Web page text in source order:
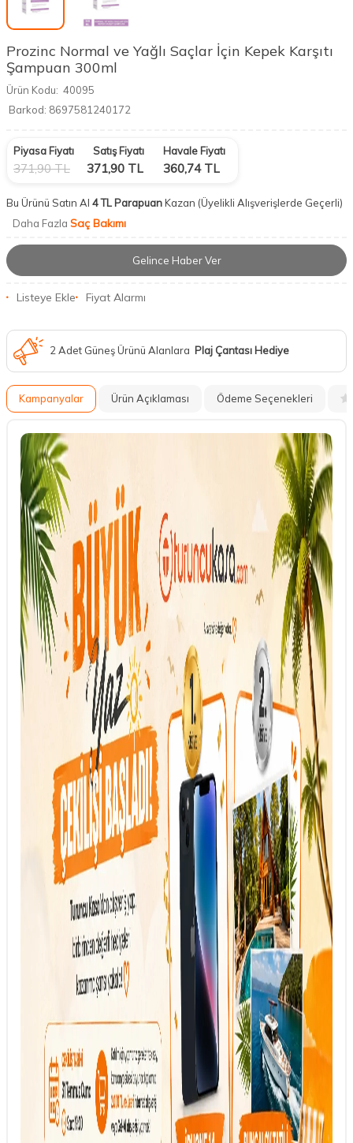
Prozinc Normal ve Yağlı Saçlar İçin Kepek Karşıtı
Şampuan 300ml
Ürün Kodu: 40095
Barkod: 8697581240172
Piyasa Fiyatı
371,90TL
Satış Fiyatı
371,90 TL
Havale Fiyatı
360,74TL
Bu Ürünü Satın Al 4 TL ParapuanKazan (Üyelikli Alışverişlerde Geçerli)
Daha Fazla Saç Bakımı
Gelince Haber Ver
Listeye Ekle Fiyat Alarmı
2 Adet Güneş Ürünü Alanlara Plaj Çantası Hediye
Kampanyalar Ürün Açıklaması Ödeme Seçenekleri